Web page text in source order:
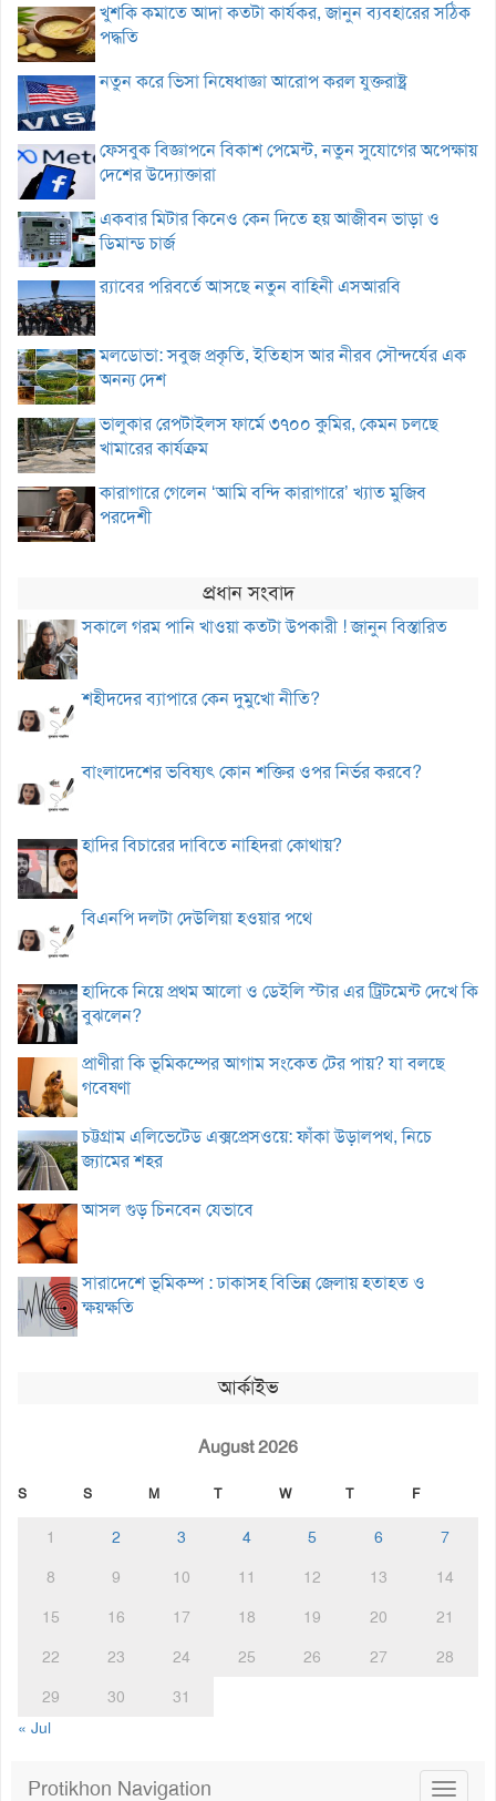
খুশকি কমাতে আদা কতটা কার্যকর, জানুন ব্যবহারের সঠিক
পদ্ধতি
নতুন করে ভিসা নিষেধাজ্ঞা আরোপ করল যুক্তরাষ্ট্র
ফেসবুক বিজ্ঞাপনে বিকাশ পেমেন্ট, নতুন সুযোগের অপেক্ষায়
দেশের উদ্যোক্তারা
একবার মিটার কিনেও কেন দিতে হয় আজীবন ভাড়া ও
ডিমান্ড চার্জ
র‌্যাবের পরিবর্তে আসছে নতুন বাহিনী এসআরবি
মলডোভা: সবুজ প্রকৃতি, ইতিহাস আর নীরব সৌন্দর্যের এক
অনন্য দেশ
ভালুকার রেপটাইলস ফার্মে ৩৭০০ কুমির, কেমন চলছে
খামারের কার্যক্রম
কারাগারে গেলেন ‘আমি বন্দি কারাগারে’ খ্যাত মুজিব
পরদেশী
প্রধান সংবাদ
সকালে গরম পানি খাওয়া কতটা উপকারী ! জানুন বিস্তারিত
শহীদদের ব্যাপারে কেন দুমুখো নীতি?
বাংলাদেশের ভবিষ্যৎ কোন শক্তির ওপর নির্ভর করবে?
হাদির বিচারের দাবিতে নাহিদরা কোথায়?
বিএনপি দলটা দেউলিয়া হওয়ার পথে
হাদিকে নিয়ে প্রথম আলো ও ডেইলি স্টার এর ট্রিটমেন্ট দেখে কি
বুঝলেন?
প্রাণীরা কি ভূমিকম্পের আগাম সংকেত টের পায়? যা বলছে
গবেষণা
চট্টগ্রাম এলিভেটেড এক্সপ্রেসওয়ে: ফাঁকা উড়ালপথ, নিচে
জ্যামের শহর
আসল গুড় চিনবেন যেভাবে
সারাদেশে ভূমিকম্প : ঢাকাসহ বিভিন্ন জেলায় হতাহত ও
ক্ষয়ক্ষতি
আর্কাইভ
August 2026
S S M T W T F
1 2 3 4 5 6
7
8
9 10 11 12 13
14
15
16 17 18 19 20
21
22
23 24 25 26 27
28
29
30
31
« Jul
Toggle
Protikhon Navigation